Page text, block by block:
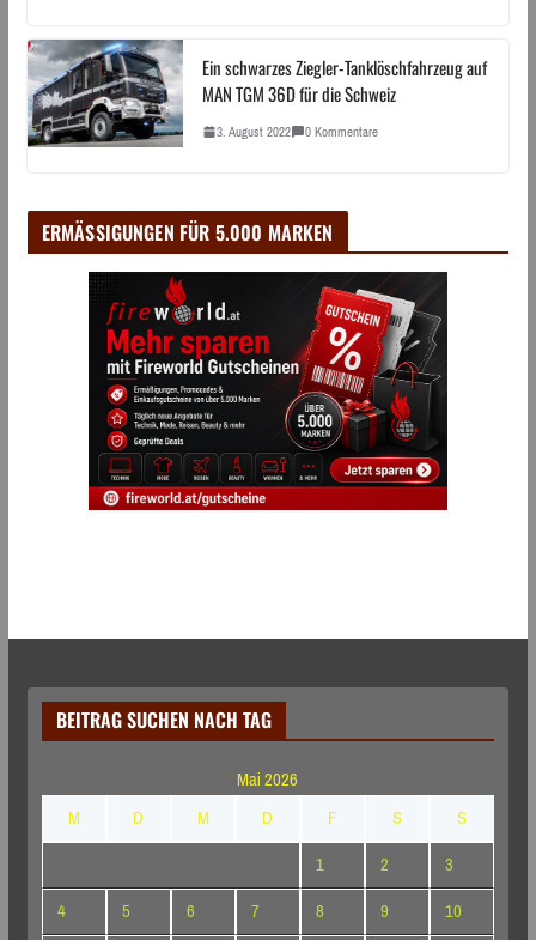
Ein schwarzes Ziegler-Tanklöschfahrzeug auf
MAN TGM 36D für die Schweiz
3. August 2022 0 Kommentare
ERMÄSSIGUNGEN FÜR 5.000 MARKEN
BEITRAG SUCHEN NACH TAG
Mai 2026
M
D M D F S
S
1
2
3
4
5 6 7 8 9
10